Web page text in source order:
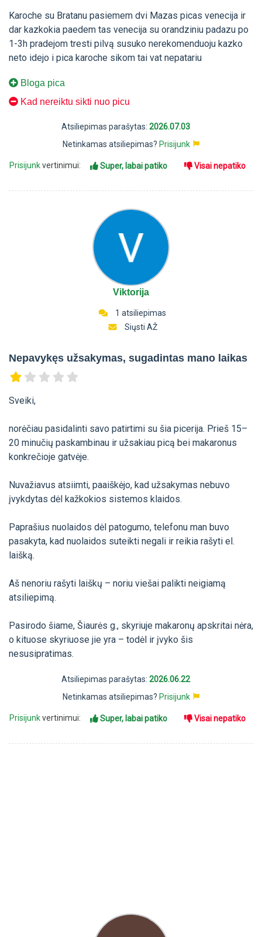
Karoche su Bratanu pasiemem dvi Mazas picas venecija ir
dar kazkokia paedem tas venecija su orandziniu padazu po
1-3h pradejom tresti pilvą susuko nerekomenduoju kazko
neto idejo i pica karoche sikom tai vat nepatariu
Bloga pica
Kad nereiktu sikti nuo picu
Atsiliepimas parašytas: 2026.07.03
Netinkamas atsiliepimas? Prisijunk
Prisijunkvertinimui: Super, labai patiko Visai nepatiko
Viktorija
1 atsiliepimas
Siųsti AŽ
Nepavykęs užsakymas, sugadintas mano laikas
Sveiki,
norėčiau pasidalinti savo patirtimi su šia picerija. Prieš 15–
20 minučių paskambinau ir užsakiau picą bei makaronus
konkrečioje gatvėje.
Nuvažiavus atsiimti, paaiškėjo, kad užsakymas nebuvo
įvykdytas dėl kažkokios sistemos klaidos.
Paprašius nuolaidos dėl patogumo, telefonu man buvo
pasakyta, kad nuolaidos suteikti negali ir reikia rašyti el.
laišką.
Aš nenoriu rašyti laiškų – noriu viešai palikti neigiamą
atsiliepimą.
Pasirodo šiame, Šiaurės g., skyriuje makaronų apskritai nėra,
o kituose skyriuose jie yra – todėl ir įvyko šis
nesusipratimas.
Atsiliepimas parašytas: 2026.06.22
Netinkamas atsiliepimas? Prisijunk
Prisijunkvertinimui: Super, labai patiko Visai nepatiko